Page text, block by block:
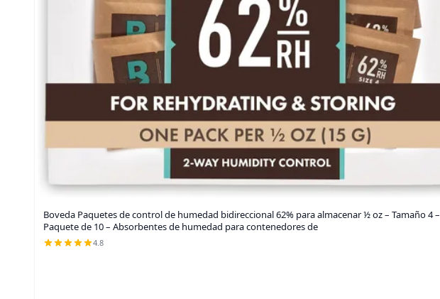
Boveda Paquetes de control de humedad bidireccional 62% para almacenar ½ oz – Tamaño 4 –
Paquete de 10 – Absorbentes de humedad para contenedores de
4.8